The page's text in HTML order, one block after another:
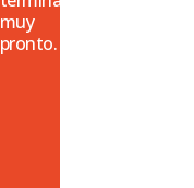
muy
pronto.